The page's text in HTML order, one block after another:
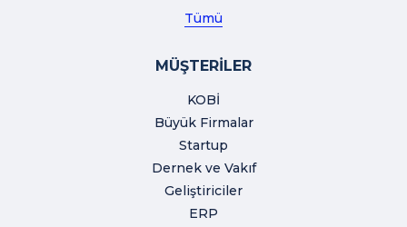
Tümü
MÜŞTERİLER
KOBİ
Büyük Firmalar
Startup
Dernek ve Vakıf
Geliştiriciler
ERP